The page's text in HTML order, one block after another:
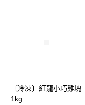
〔冷凍〕紅龍小巧雞塊
1kg